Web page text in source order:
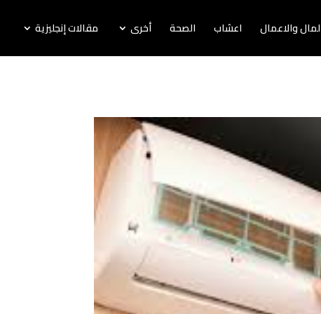
والاعمال اعشاب الصحة أخرى مقالات إنجليزية